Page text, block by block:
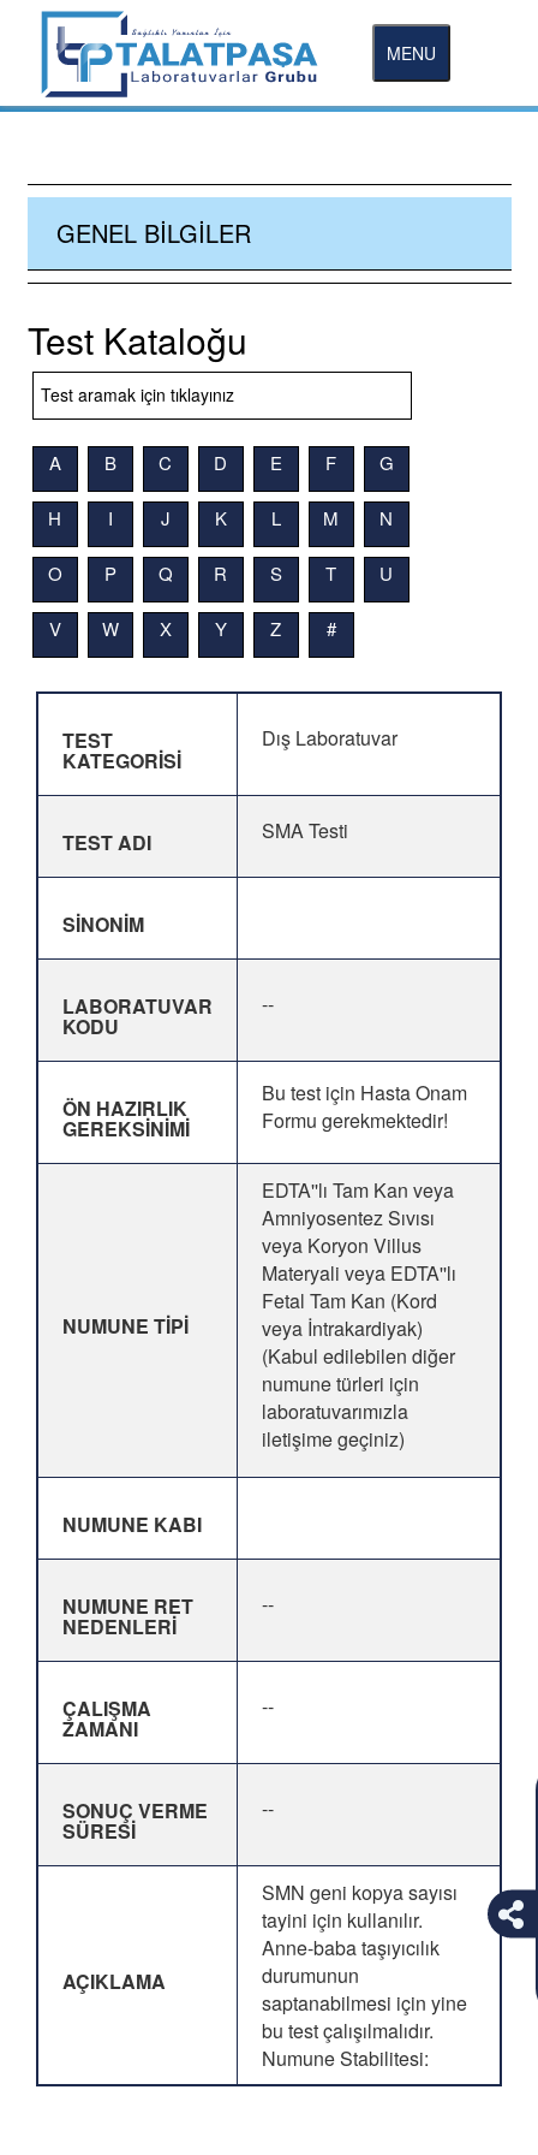
MENU
GENEL BILGILER
Test Kataloğu
A B C D E F G
H I J K L M N
O P Q R S T U
V W X Y Z #
TEST
KATEGORİSİ
Dış Laboratuvar
TEST ADI SMA Testi
SİNONİM
LABORATUVAR
KODU
--
ÖN HAZIRLIK
GEREKSİNİMİ
Bu test için Hasta Onam
Formu gerekmektedir!
NUMUNE TİPİ
EDTA''lı Tam Kan veya
Amniyosentez Sıvısı
veya Koryon Villus
Materyali veya EDTA''lı
Fetal Tam Kan (Kord
veya İntrakardiyak)
(Kabul edilebilen diğer
numune türleri için
laboratuvarımızla
iletişime geçiniz)
NUMUNE KABI
NUMUNE RET
NEDENLERİ
--
ÇALIŞMA
ZAMANI
--
SONUÇ VERME
SÜRESİ
--
AÇIKLAMA
SMN geni kopya sayısı
tayini için kullanılır.
Anne-baba taşıyıcılık
durumunun
saptanabilmesi için yine
bu test çalışılmalıdır.
Numune Stabilitesi: